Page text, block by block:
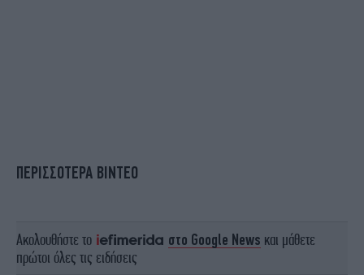
ΠΕΡΙΣΣΟΤΕΡΑ ΒΙΝΤΕΟ
Ακολουθήστε το στο Google News και μάθετε
πρώτοι όλες τις ειδήσεις